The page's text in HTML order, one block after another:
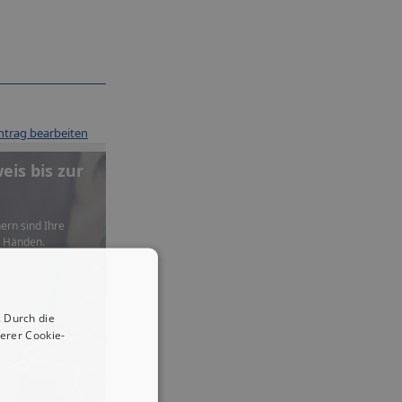
bearbeiten
bis zur
sind Ihre
die
Cookie-